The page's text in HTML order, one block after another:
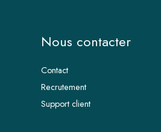
Nous contacter
Contact
Recrutement
Support client